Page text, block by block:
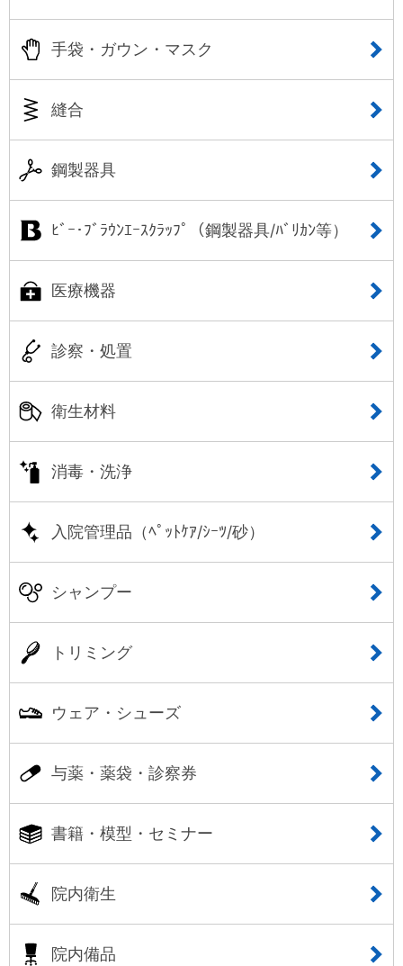
手袋・ガウン・マスク
縫合
鋼製器具
ﾋﾞｰ･ﾌﾞﾗｳﾝｴｰｽｸﾗｯﾌﾟ（鋼製器具/ﾊﾞﾘｶﾝ等）
医療機器
診察・処置
衛生材料
消毒・洗浄
入院管理品（ﾍﾟｯﾄｹｱ/ｼｰﾂ/砂）
シャンプー
トリミング
ウェア・シューズ
与薬・薬袋・診察券
書籍・模型・セミナー
院内衛生
院内備品